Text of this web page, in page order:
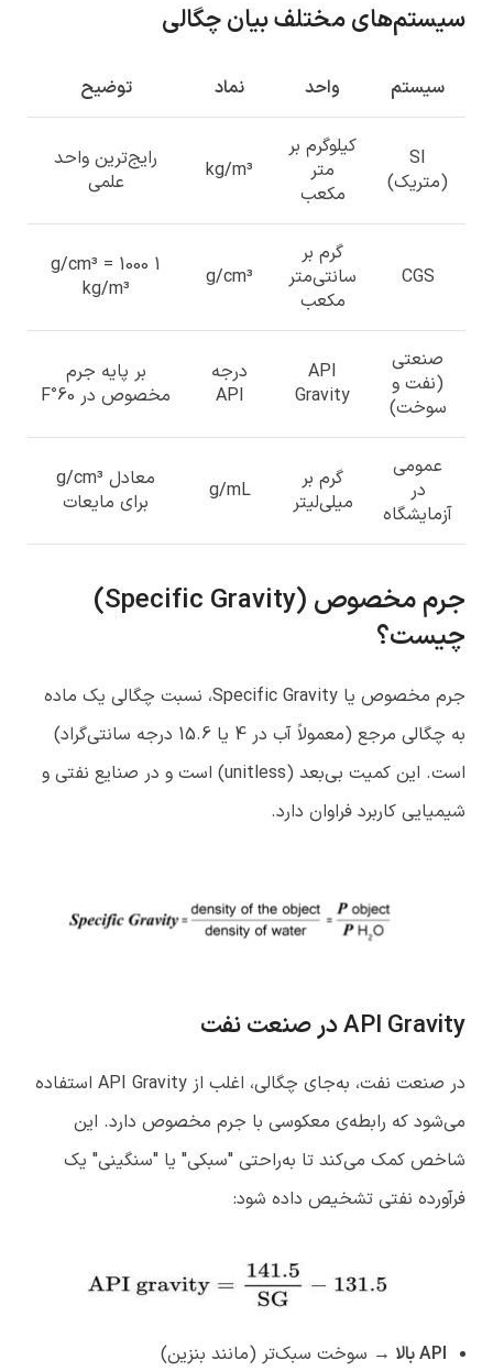
سیستم‌های مختلف بیان چگالی
سیستم واحد نماد توضیح
SI
(متریک)
کیلوگرم بر
متر
مکعب
kg/m³
رایج‌ترین واحد
علمی
CGS
گرم بر
سانتی‌متر
مکعب
g/cm³
1 g/cm³ = 1000
kg/m³
صنعتی
(نفت و
سوخت)
API
Gravity
درجه
API
بر پایه جرم
مخصوص در 60°F
عمومی
در
آزمایشگاه
گرم بر
میلی‌لیتر
g/mL
معادل g/cm³
برای مایعات
جرم مخصوص (Specific Gravity)
چیست؟
جرم مخصوص یا Specific Gravity، نسبت چگالی یک ماده
به چگالی مرجع (معمولاً آب در 4 یا 15.6 درجه سانتی‌گراد)
است. این کمیت بی‌بعد (unitless) است و در صنایع نفتی و
شیمیایی کاربرد فراوان دارد.
API Gravityدر صنعت نفت
در صنعت نفت، به‌جای چگالی، اغلب از API Gravity استفاده
می‌شود که رابطه‌ی معکوسی با جرم مخصوص دارد. این
شاخص کمک می‌کند تا به‌راحتی "سبکی" یا "سنگینی" یک
فرآورده نفتی تشخیص داده شود:
APIبالا → سوخت سبک‌تر (مانند بنزین)